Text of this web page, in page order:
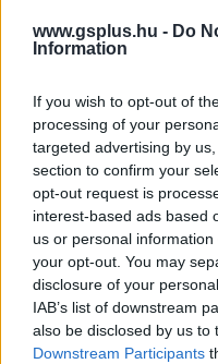
www.gsplus.hu - Do
Information
If you wish to opt-out of
processing of your
targeted advertising by
section to confirm your
opt-out request is
interest-based ads based
us or personal
your opt-out. You may
disclosure of your
IAB’s list of downstream
also be disclosed by us to
Downstream Participants
Layers of Fear
1080p felbontás,
teljesítményhez
Op. rendszer:
Processzor: Intel
1200
Videokártya: Nvidia
AMD RX 580 4GB